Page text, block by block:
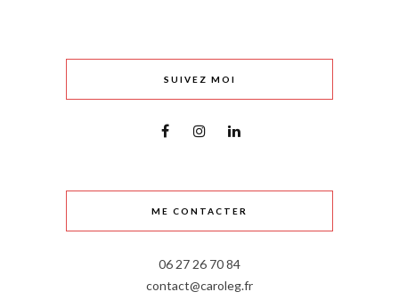
SUIVEZ MOI
ME CONTACTER
06 27 26 70 84
contact@caroleg.fr